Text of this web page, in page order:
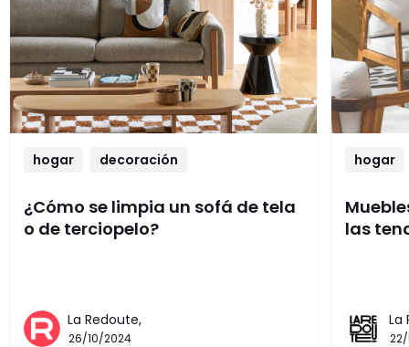
hogar decoración
¿Cómo se limpia un sofá de tela
o de terciopelo?
La Redoute,
26/10/2024
hogar
las
La